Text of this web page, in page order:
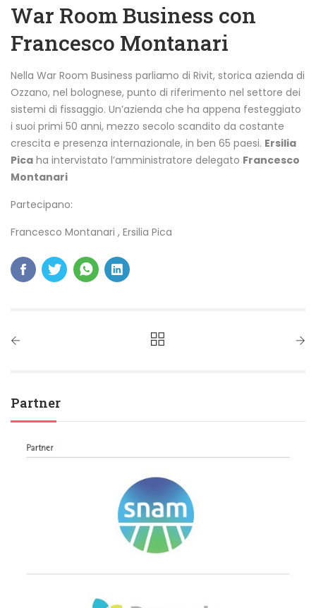
War Room Business con
Francesco Montanari
Nella War Room Business parliamo di Rivit, storica azienda di
Ozzano, nel bolognese, punto di riferimento nel settore dei
sistemi di fissaggio. Un’azienda che ha appena festeggiato
i suoi primi 50 anni, mezzo secolo scandito da costante
crescita e presenza internazionale, in ben 65 paesi. Ersilia
Pica ha intervistato l’amministratore delegato Francesco
Montanari
Partecipano:
Francesco Montanari , Ersilia Pica
Partner